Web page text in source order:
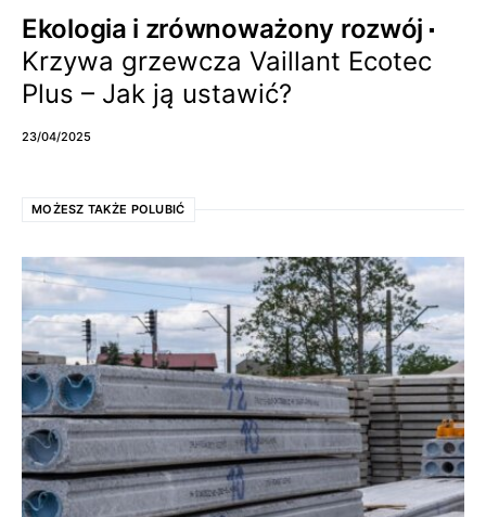
Ekologia i zrównoważony rozwój
Krzywa grzewcza Vaillant Ecotec
Plus – Jak ją ustawić?
23/04/2025
MOŻESZ TAKŻE POLUBIĆ